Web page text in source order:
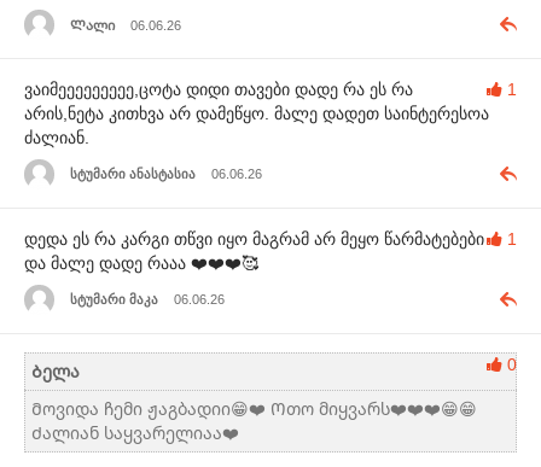
Ლალი 06.06.26
1
ვაიმეეეეეეეეე,ცოტა დიდი თავები დადე რა ეს რა
არის,ნეტა კითხვა არ დამეწყო. მალე დადეთ საინტერესოა
ძალიან.
სტუმარი ანასტასია 06.06.26
1
დედა ეს რა კარგი თწვი იყო მაგრამ არ მეყო წარმატებები
და მალე დადე რააა ❤️❤️❤️🥰
სტუმარი მაკა 06.06.26
0
Ბელა
Მოვიდა ჩემი ჟაგბადიი😁❤️ Ოთო მიყვარს❤️❤️❤️😁😁
Ძალიან საყვარელიაა❤️